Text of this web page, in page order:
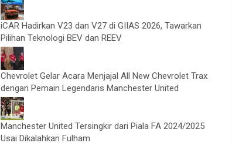
iCAR Hadirkan V23 dan V27 di GIIAS 2026, Tawarkan
Pilihan Teknologi BEV dan REEV
Chevrolet Gelar Acara Menjajal All New Chevrolet Trax
dengan Pemain Legendaris Manchester United
Manchester United Tersingkir dari Piala FA 2024/2025
Usai Dikalahkan Fulham